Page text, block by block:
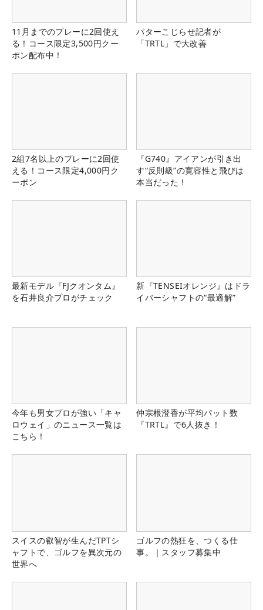
11月までのプレーに2回使え
る！コース限定3,500円クー
ポン配布中！
パターこじらせ記者が
「TRTL」で大改善
2組7名以上のプレーに2回使
える！コース限定4,000円ク
ーポン
『G740』アイアンが引き出
す“反則級”の寛容性と飛びは
本当だった！
最新モデル『FJクオンタム』
を石井良介プロがチェック
新『TENSEIオレンジ』はドラ
イバーシャフトの“最適解”
今年も男女プロが強い「キャ
ロウェイ」のニュース一覧は
こちら！
仲宗根澄香が平均パット数
『TRTL』で6人抜き！
スイスの叡智が生んだTPTシ
ャフトで、ゴルフを異次元の
世界へ
ゴルフの熱狂を、つくる仕
事。｜スタッフ募集中